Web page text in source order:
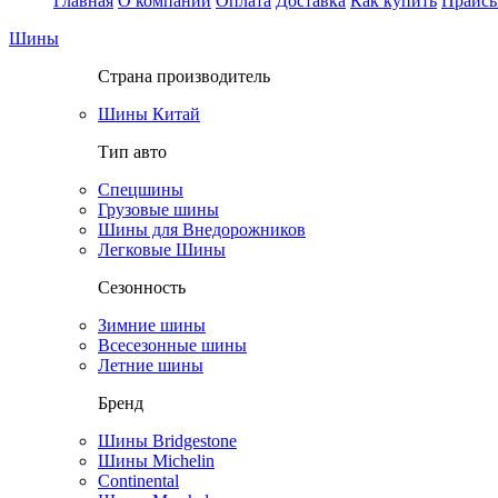
Шины
Страна производитель
Шины Китай
Тип авто
Спецшины
Грузовые шины
Шины для Внедорожников
Легковые Шины
Сезонность
Зимние шины
Всесезонные шины
Летние шины
Бренд
Шины Bridgestone
Шины Michelin
Continental